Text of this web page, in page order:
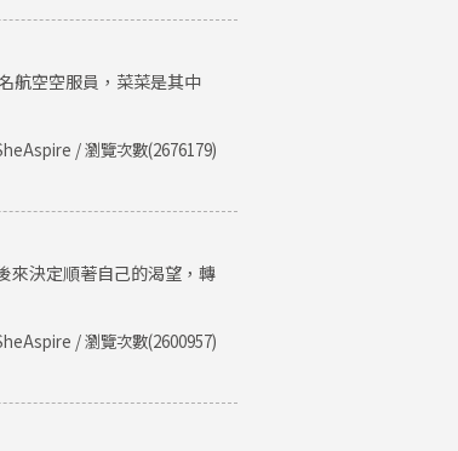
航空空服員，菜菜是其中
/ 瀏覽次數(2676179)
來決定順著自己的渴望，轉
/ 瀏覽次數(2600957)